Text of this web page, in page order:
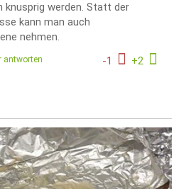
knusprig werden. Statt der
kann man auch
nehmen.
-1 +2
antworten